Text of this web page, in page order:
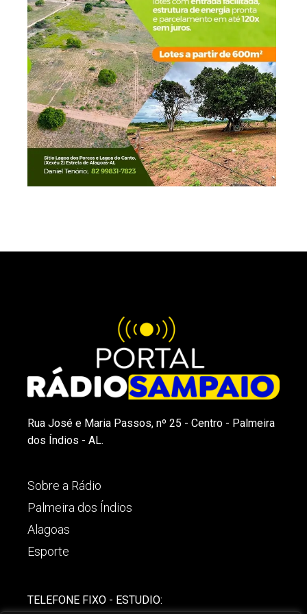
Rua José e Maria Passos, nº 25 - Centro - Palmeira
dos Índios - AL.
Sobre a Rádio
Palmeira dos Índios
Alagoas
Esporte
TELEFONE FIXO - ESTUDIO: